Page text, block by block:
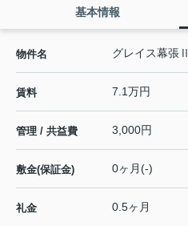
基本情報
物件名 グレイス幕張Ⅱ
賃料 7.1万円
管理 / 共益費 3,000円
敷金(保証金) 0ヶ月(-)
礼金 0.5ヶ月